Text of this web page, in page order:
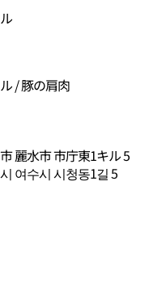
/ 豚の肩肉
麗水市 市庁東1キル 5
여수시 시청동1길 5